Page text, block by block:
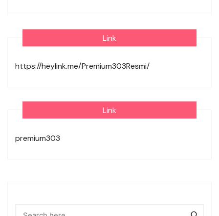
Link
https://heylink.me/Premium303Resmi/
Link
premium303